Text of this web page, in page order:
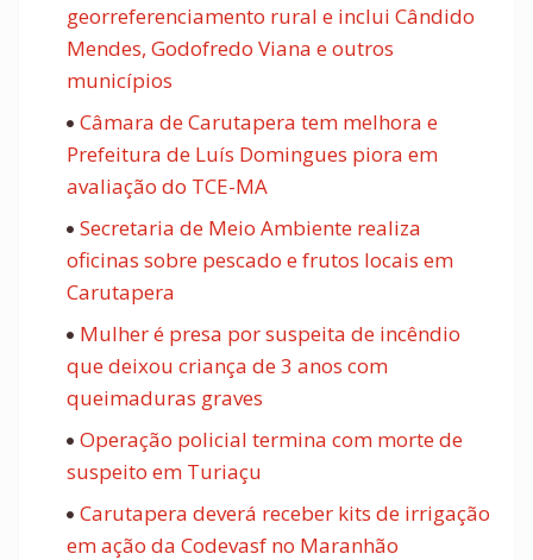
georreferenciamento rural e inclui Cândido
Mendes, Godofredo Viana e outros
municípios
Câmara de Carutapera tem melhora e
Prefeitura de Luís Domingues piora em
avaliação do TCE-MA
Secretaria de Meio Ambiente realiza
oficinas sobre pescado e frutos locais em
Carutapera
Mulher é presa por suspeita de incêndio
que deixou criança de 3 anos com
queimaduras graves
Operação policial termina com morte de
suspeito em Turiaçu
Carutapera deverá receber kits de irrigação
em ação da Codevasf no Maranhão